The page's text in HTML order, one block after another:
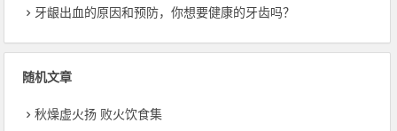
牙龈出血的原因和预防，你想要健康的牙齿吗？
随机文章
秋燥虚火扬 败火饮食集